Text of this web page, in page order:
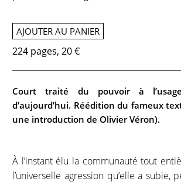
AJOUTER AU PANIER
224 pages, 20 €
Court traité du pouvoir à
d’aujourd’hui. Réédition du fameux
une introduction de Olivier Véron).
À l’instant élu la communauté tout
l’universelle agression qu’elle a subie,